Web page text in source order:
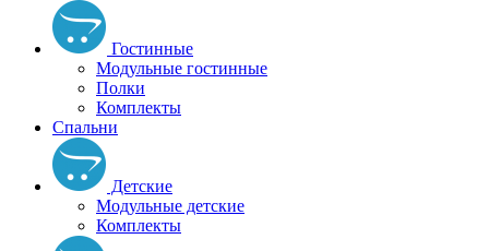
Гостинные
Модульные гостинные
Полки
Комплекты
Спальни
Детские
Модульные детские
Комплекты